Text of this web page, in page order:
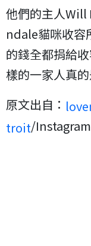
他們的主人Will
ndale貓咪收容
的錢全都捐給
樣的一家人真
原文出自：
troit/Instagram